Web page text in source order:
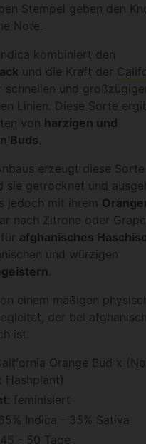
Stempel geben den
Note.
kombiniert den
und die Kraft der
schnellen und
Linien. Diese Sorte
von harzigen und
Buds.
erzeugt diese
sie getrocknet und
jedoch mit ihrem
nach Zitrone oder
afghanisches
und würzigen
.
einem mäßigen
der bei
ist.
Orange Bud x
Hashplant)
: feminisiert
Indica - 35% Sativa
- 50 Tage